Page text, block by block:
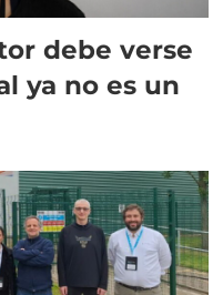
debe verse
ya no es un